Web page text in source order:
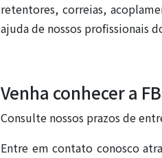
retentores, correias,
ajuda de nossos profissionais
Venha conhecer a
Consulte nossos prazos de
Entre em contato conosco